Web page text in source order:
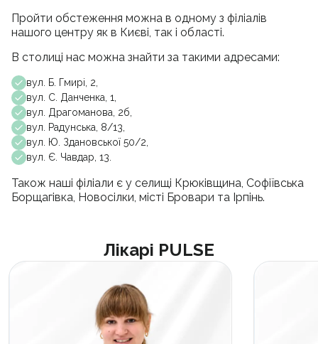
Пройти обстеження можна в одному з філіалів
нашого центру як в Києві, так і області.
В столиці нас можна знайти за такими адресами:
вул. Б. Гмирі, 2,
вул. С. Данченка, 1,
вул. Драгоманова, 2б,
вул. Радунська, 8/13,
вул. Ю. Здановської 50/2,
вул. Є. Чавдар, 13.
Також наші філіали є у селищі Крюківщина, Софіївська
Борщагівка, Новосілки, місті Бровари та Ірпінь.
Лікарі PULSE